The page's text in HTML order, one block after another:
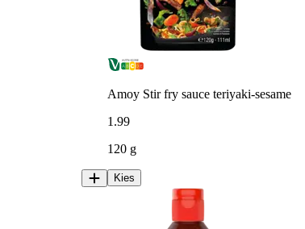
Amoy Stir fry sauce teriyaki-sesame
1.99
120 g
Kies